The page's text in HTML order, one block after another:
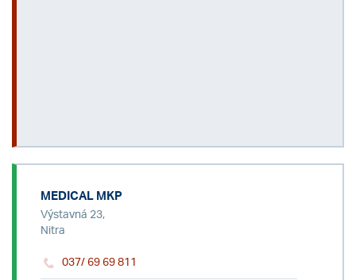
MEDICAL MKP
Výstavná 23,
Nitra
037/ 69 69 811